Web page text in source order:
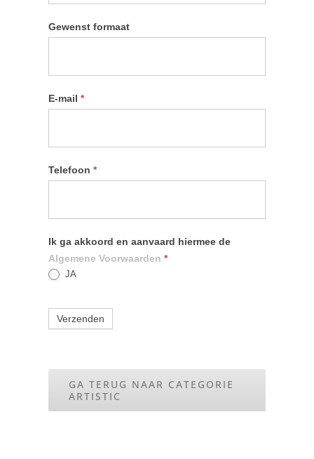
Gewenst formaat
E-mail *
Telefoon *
Ik ga akkoord en aanvaard hiermee de
Algemene Voorwaarden *
JA
Verzenden
GA TERUG NAAR CATEGORIE
ARTISTIC